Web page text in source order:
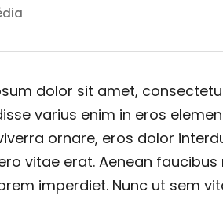
dolor sit amet,
varius enim in eros
ornare, eros dolor
vitae erat. Aenean
imperdiet. Nunc ut sem